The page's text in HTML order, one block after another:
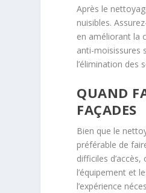
Après le
nuisibles.
en améliorant la
anti-moisissures
l’élimination des
QUAND
FAÇADES
Bien que le
préférable de
difficiles
l’équipement et
l’expérience